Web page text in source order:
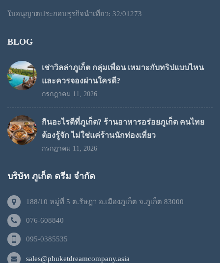
ใบอนุญาตประกอบธุรกิจนำเที่ยว: 32/01273
BLOG
เช่าวิลล่าภูเก็ต กลุ่มเพื่อน เหมาะกับทริปแบบไหน
และควรจองผ่านใครดี?
กรกฎาคม 11, 2026
กินอะไรดีที่ภูเก็ต? ร้านอาหารอร่อยภูเก็ต คนไทย
ต้องรู้จัก ไม่ใช่แค่ร้านนักท่องเที่ยว
กรกฎาคม 11, 2026
บริษัท ภูเก็ต ดรีม จำกัด
188/10 หมู่ที่ 5 ต.รัษฎา อ.เมืองภูเก็ต จ.ภูเก็ต 83000
076-608840
095-0385535
sales@phuketdreamcompany.asia